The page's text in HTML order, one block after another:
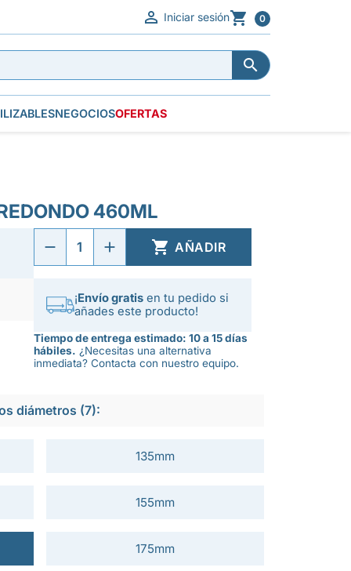
 Iniciar sesión 0


NEGOCIOSOFERTAS
460ML
 AÑADIR
¡Envío gratisen tu pedido si
añades este producto!
Tiempo de entrega estimado: 10 a 15 días
hábiles. ¿Necesitas una alternativa
inmediata? Contacta con nuestro equipo.
diámetros (7):
135mm
155mm
175mm